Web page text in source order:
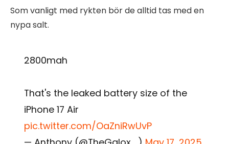
Som vanligt med rykten bör de alltid tas med en
nypa salt.
2800mah
That's the leaked battery size of the
iPhone 17 Air
pic.twitter.com/OaZniRwUvP